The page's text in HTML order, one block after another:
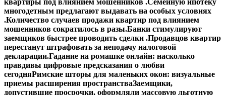
многодетным предлагают выдавать на особых условиях
.Количество случаев продажи квартир под влиянием
мошенников сократилось в разы.Банки стимулируют
заемщиков быстрее проводить сделки .Продавцов квартир
перестанут штрафовать за неподачу налоговой
декларации.Гадание на ромашке онлайн: насколько
правдивы цифровые предсказания о любви
сегодняРимские шторы для маленьких окон: визуальные
приемы расширения пространстваЗаемщики,
допустившие просрочки, оформляли массовую льготную